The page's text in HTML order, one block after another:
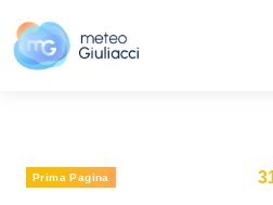
Prima Pagina